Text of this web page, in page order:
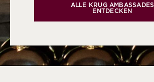
ALLE KRUG AMBASSADES
ENTDECKEN